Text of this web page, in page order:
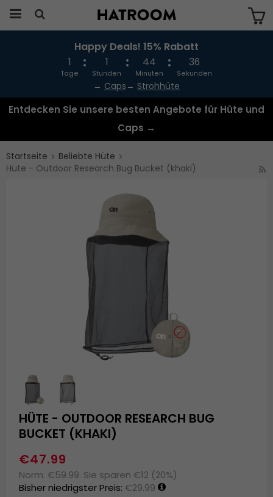
Das Produkt wurde in Ihren Warenkorb
gelegt
Happy Deals! 15% Rabatt
1
Tage
1
Stunden
44
Minuten
36
Sekunden
→ Caps → Strohhüte
Entdecken Sie unsere besten Angebote für Hüte und
Caps →
Startseite
Beliebte Hüte
Hüte - Outdoor Research Bug Bucket (khaki)
HÜTE - OUTDOOR RESEARCH BUG
BUCKET (KHAKI)
€47.99
Norm. €59.99. Sie sparen €12 (20%)
Bisher niedrigster Preis: €29.99